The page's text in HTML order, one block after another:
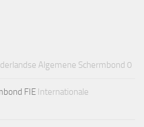
Algemene Schermbond 0
FIE Internationale